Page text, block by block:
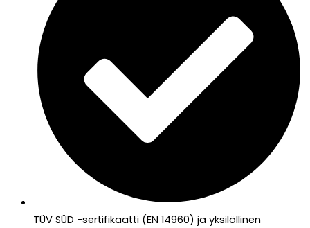
TÜV SÜD -sertifikaatti (EN 14960) ja yksilöllinen